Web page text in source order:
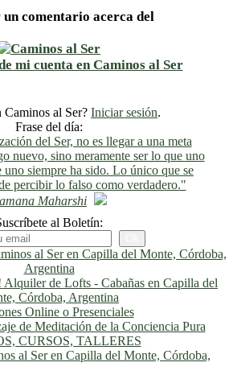
comentario acerca del
mi cuenta en Caminos al Ser
Caminos al Ser? Iniciar sesión.
Frase del día:
del Ser, no es llegar a una meta
nuevo, sino meramente ser lo que uno
uno siempre ha sido. Lo único que se
percibir lo falso como verdadero."
Maharshi
al Boletín:
CURSOS, TALLERES
al Ser en Capilla del Monte, Córdoba,